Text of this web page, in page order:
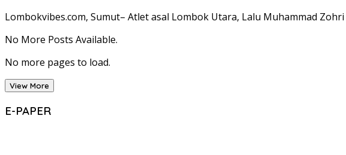
Lombokvibes.com, Sumut– Atlet asal Lombok Utara, Lalu Muhammad
No More Posts Available.
No more pages to load.
View More
E-PAPER